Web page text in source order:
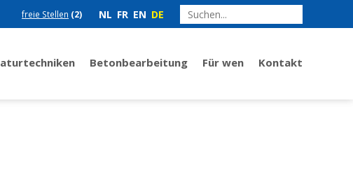
freie Stellen (2) NL FR EN DE
Betonbearbeitung Für wen Kontakt